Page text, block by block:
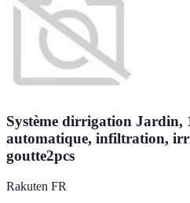
Système dirrigation Jardin,
automatique, infiltration,
goutte2pcs
Rakuten FR